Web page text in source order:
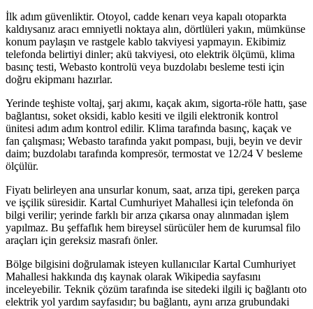
İlk adım güvenliktir. Otoyol, cadde kenarı veya kapalı otoparkta
kaldıysanız aracı emniyetli noktaya alın, dörtlüleri yakın, mümkünse
konum paylaşın ve rastgele kablo takviyesi yapmayın. Ekibimiz
telefonda belirtiyi dinler; akü takviyesi, oto elektrik ölçümü, klima
basınç testi, Webasto kontrolü veya buzdolabı besleme testi için
doğru ekipmanı hazırlar.
Yerinde teşhiste voltaj, şarj akımı, kaçak akım, sigorta-röle hattı, şase
bağlantısı, soket oksidi, kablo kesiti ve ilgili elektronik kontrol
ünitesi adım adım kontrol edilir. Klima tarafında basınç, kaçak ve
fan çalışması; Webasto tarafında yakıt pompası, buji, beyin ve devir
daim; buzdolabı tarafında kompresör, termostat ve 12/24 V besleme
ölçülür.
Fiyatı belirleyen ana unsurlar konum, saat, arıza tipi, gereken parça
ve işçilik süresidir. Kartal Cumhuriyet Mahallesi için telefonda ön
bilgi verilir; yerinde farklı bir arıza çıkarsa onay alınmadan işlem
yapılmaz. Bu şeffaflık hem bireysel sürücüler hem de kurumsal filo
araçları için gereksiz masrafı önler.
Bölge bilgisini doğrulamak isteyen kullanıcılar Kartal Cumhuriyet
Mahallesi hakkında dış kaynak olarak Wikipedia sayfasını
inceleyebilir. Teknik çözüm tarafında ise sitedeki ilgili iç bağlantı oto
elektrik yol yardım sayfasıdır; bu bağlantı, aynı arıza grubundaki